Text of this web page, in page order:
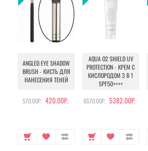
ANGLED EYE SHADOW
BRUSH - КИСТЬ ДЛЯ
НАНЕСЕНИЯ ТЕНЕЙ
570.00Р. 420.00Р.
AQUA O2 SHIELD UV
PROTECTION - КРЕМ С
КИСЛОРОДОМ 3 В 1
SPF50++++
6570.00Р. 5382.00Р.